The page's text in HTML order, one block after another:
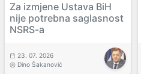
Za izmjene Ustava BiH
nije potrebna saglasnost
NSRS-a
23. 07. 2026
Dino Šakanović